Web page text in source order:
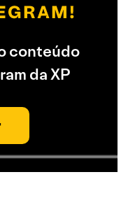
conteúdo
da XP